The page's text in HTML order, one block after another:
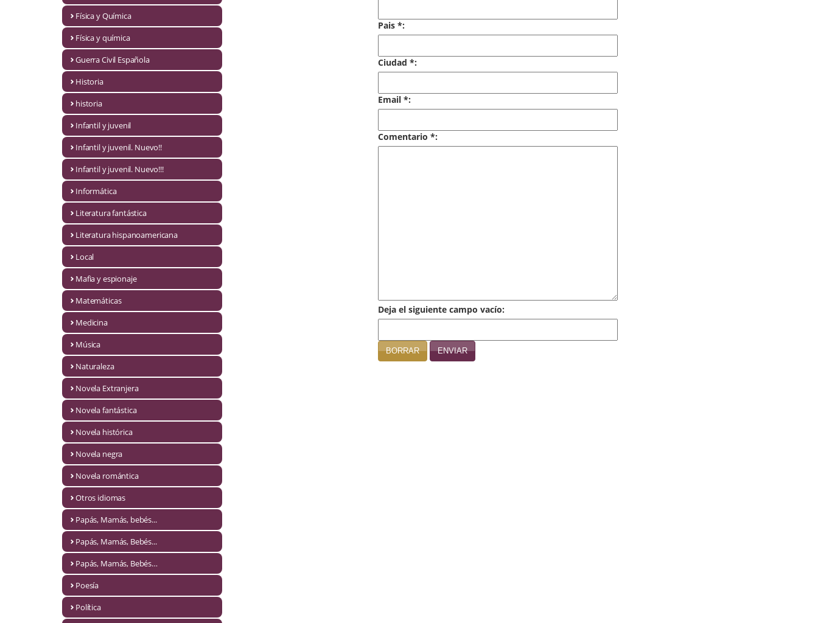
Ensayo literario
Guerra Civil Española
Infantil y juvenil
Infantil y juvenil. Nuevo!!
Infantil y juvenil. Nuevo!!!
Literatura fantástica
Literatura hispanoamericana
Mafia y espionaje
Novela Extranjera
Novela fantástica
Física y Química
Física y química
Guerra Civil Española
Historia
historia
Infantil y juvenil
Infantil y juvenil. Nuevo!!
Infantil y juvenil. Nuevo!!!
Informática
Literatura fantástica
Literatura hispanoamericana
Local
Mafia y espionaje
Matemáticas
Medicina
Música
Naturaleza
Novela Extranjera
Novela fantástica
Novela histórica
Novela negra
Novela romántica
Otros idiomas
Papás, Mamás, bebés...
Papás, Mamás, Bebés...
Papás, Mamás, Bebés…
Poesía
Política
Pais *:
Ciudad *:
Email *:
Comentario *:
Deja el siguiente campo vacío:
BORRAR ENVIAR